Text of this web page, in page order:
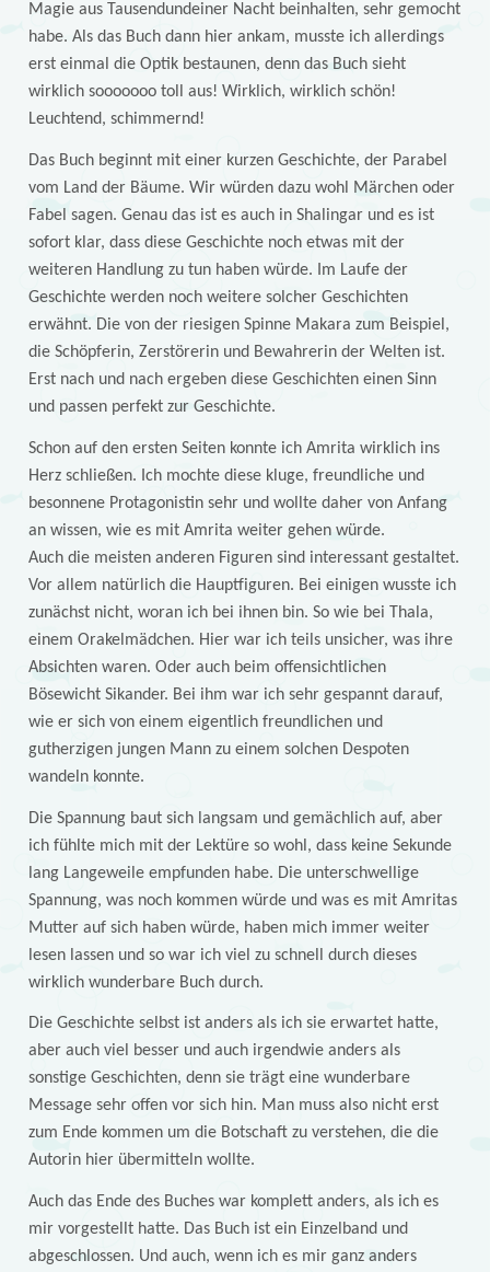
Magie aus Tausendundeiner Nacht beinhalten, sehr gemocht
habe. Als das Buch dann hier ankam, musste ich allerdings
erst einmal die Optik bestaunen, denn das Buch sieht
wirklich sooooooo toll aus! Wirklich, wirklich schön!
Leuchtend, schimmernd!
Das Buch beginnt mit einer kurzen Geschichte, der Parabel
vom Land der Bäume. Wir würden dazu wohl Märchen oder
Fabel sagen. Genau das ist es auch in Shalingar und es ist
sofort klar, dass diese Geschichte noch etwas mit der
weiteren Handlung zu tun haben würde. Im Laufe der
Geschichte werden noch weitere solcher Geschichten
erwähnt. Die von der riesigen Spinne Makara zum Beispiel,
die Schöpferin, Zerstörerin und Bewahrerin der Welten ist.
Erst nach und nach ergeben diese Geschichten einen Sinn
und passen perfekt zur Geschichte.
Schon auf den ersten Seiten konnte ich Amrita wirklich ins
Herz schließen. Ich mochte diese kluge, freundliche und
besonnene Protagonistin sehr und wollte daher von Anfang
an wissen, wie es mit Amrita weiter gehen würde.
Auch die meisten anderen Figuren sind interessant gestaltet.
Vor allem natürlich die Hauptfiguren. Bei einigen wusste ich
zunächst nicht, woran ich bei ihnen bin. So wie bei Thala,
einem Orakelmädchen. Hier war ich teils unsicher, was ihre
Absichten waren. Oder auch beim offensichtlichen
Bösewicht Sikander. Bei ihm war ich sehr gespannt darauf,
wie er sich von einem eigentlich freundlichen und
gutherzigen jungen Mann zu einem solchen Despoten
wandeln konnte.
Die Spannung baut sich langsam und gemächlich auf, aber
ich fühlte mich mit der Lektüre so wohl, dass keine Sekunde
lang Langeweile empfunden habe. Die unterschwellige
Spannung, was noch kommen würde und was es mit Amritas
Mutter auf sich haben würde, haben mich immer weiter
lesen lassen und so war ich viel zu schnell durch dieses
wirklich wunderbare Buch durch.
Die Geschichte selbst ist anders als ich sie erwartet hatte,
aber auch viel besser und auch irgendwie anders als
sonstige Geschichten, denn sie trägt eine wunderbare
Message sehr offen vor sich hin. Man muss also nicht erst
zum Ende kommen um die Botschaft zu verstehen, die die
Autorin hier übermitteln wollte.
Auch das Ende des Buches war komplett anders, als ich es
mir vorgestellt hatte. Das Buch ist ein Einzelband und
abgeschlossen. Und auch, wenn ich es mir ganz anders